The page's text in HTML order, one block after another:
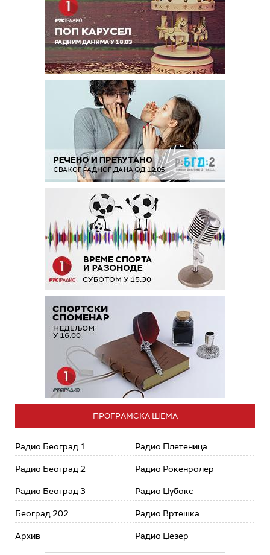
ПРОГРАМСКА ШЕМА
Радио Београд 1
Радио Београд 2
Радио Београд 3
Београд 202
Архив
Радио Плетеница
Радио Рокенролер
Радио Џубокс
Радио Вртешка
Радио Џезер